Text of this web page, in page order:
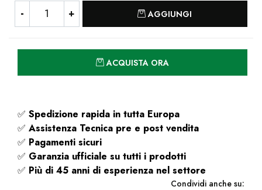
AGGIUNGI
ACQUISTA ORA
✅ Spedizione rapida in tutta Europa
✅ Assistenza Tecnica pre e post vendita
✅ Pagamenti sicuri
✅ Garanzia ufficiale su tutti i prodotti
✅ Più di 45 anni di esperienza nel settore
Condividi anche su: